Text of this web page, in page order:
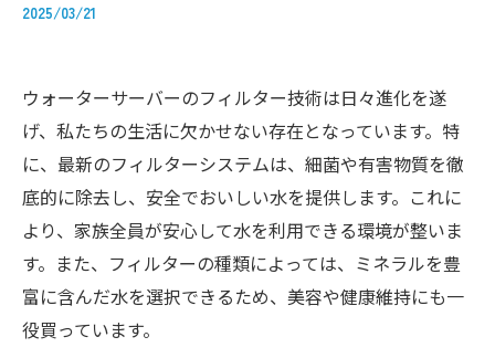
2025/03/21
ウォーターサーバーのフィルター技術は日々進化を遂
げ、私たちの生活に欠かせない存在となっています。特
に、最新のフィルターシステムは、細菌や有害物質を徹
底的に除去し、安全でおいしい水を提供します。これに
より、家族全員が安心して水を利用できる環境が整いま
す。また、フィルターの種類によっては、ミネラルを豊
富に含んだ水を選択できるため、美容や健康維持にも一
役買っています。